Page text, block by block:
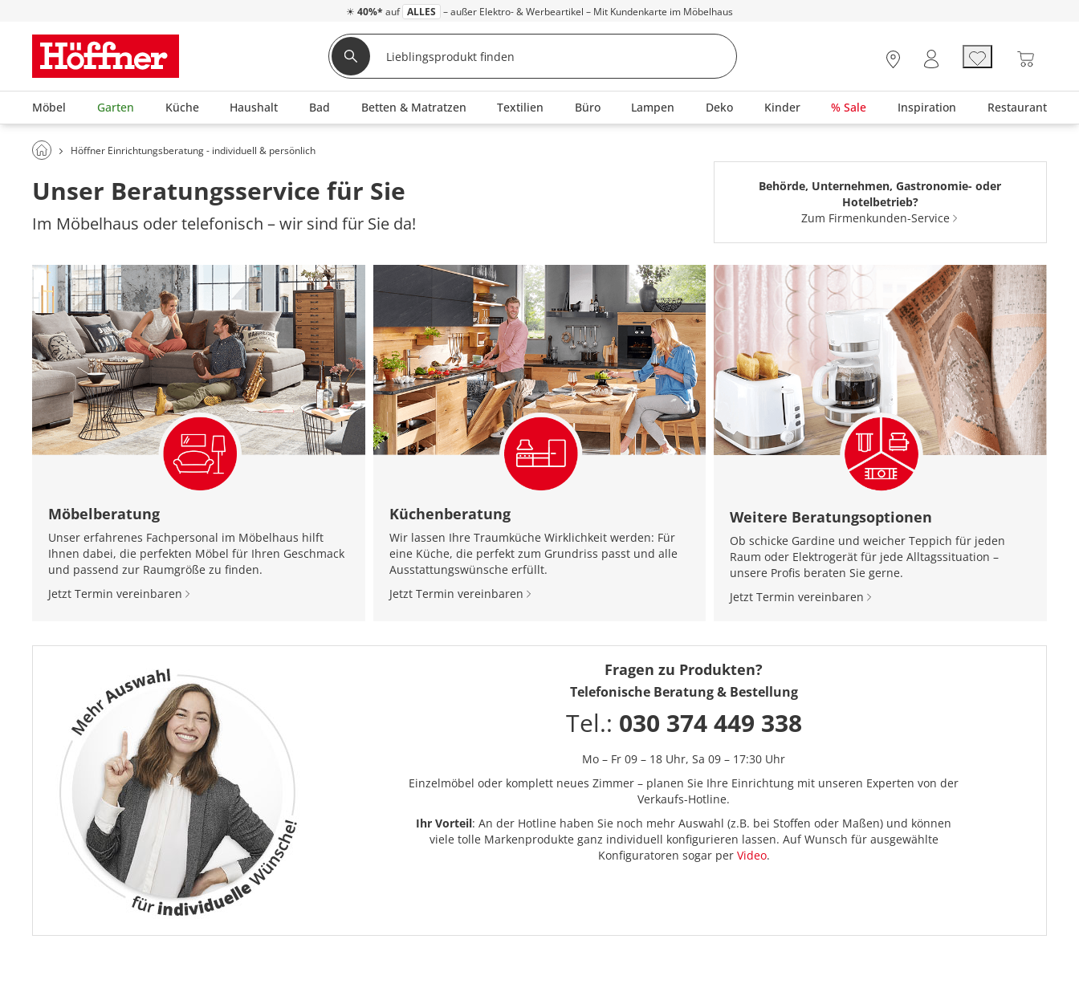
☀ 40%* auf ALLES – außer Elektro- & Werbeartikel – Mit Kundenkarte im Möbelhaus
Möbel Garten Küche Haushalt Bad Betten & Matratzen Textilien Büro Lampen Deko Kinder % Sale Inspiration Restaurant
Höffner Einrichtungsberatung - individuell & persönlich
Unser Beratungsservice für Sie
Im Möbelhaus oder telefonisch – wir sind für Sie da!
Behörde, Unternehmen, Gastronomie- oder
Hotelbetrieb?
Zum Firmenkunden-Service
Möbelberatung
Unser erfahrenes Fachpersonal im Möbelhaus hilft
Ihnen dabei, die perfekten Möbel für Ihren Geschmack
und passend zur Raumgröße zu finden.
Jetzt Termin vereinbaren
Küchenberatung
Wir lassen Ihre Traumküche Wirklichkeit werden: Für
eine Küche, die perfekt zum Grundriss passt und alle
Ausstattungswünsche erfüllt.
Jetzt Termin vereinbaren
Weitere Beratungsoptionen
Ob schicke Gardine und weicher Teppich für jeden
Raum oder Elektrogerät für jede Alltagssituation –
unsere Profis beraten Sie gerne.
Jetzt Termin vereinbaren
Fragen zu Produkten?
Telefonische Beratung & Bestellung
Tel.: 030 374 449 338
Mo – Fr 09 – 18 Uhr,Sa 09 – 17:30 Uhr
Einzelmöbel oder komplett neues Zimmer – planen Sie Ihre Einrichtung mit unseren Experten von der
Verkaufs-Hotline.
Ihr Vorteil: An der Hotline haben Sie noch mehr Auswahl (z.B. bei Stoffen oder Maßen) und können
viele tolle Markenprodukte ganz individuell konfigurieren lassen. Auf Wunsch für ausgewählte
Konfiguratoren sogar per Video.